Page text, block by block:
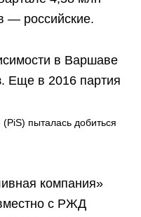
— российские.
в Варшаве
Еще в 2016 партия
(PiS) пыталась добиться
компания»
с РЖД